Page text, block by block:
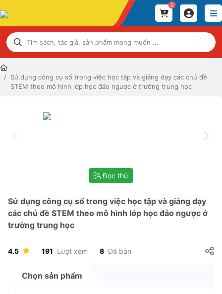
0
Sử dụng công cụ số trong việc học tập và giảng dạy các chủ đề
STEM theo mô hình lớp học đảo ngược ở trường trung học
Đọc thử
Sử dụng công cụ số trong việc học tập và giảng dạy
các chủ đề STEM theo mô hình lớp học đảo ngược ở
trường trung học
4.5 191 Lượt xem 8 Đã bán
Chọn sản phẩm